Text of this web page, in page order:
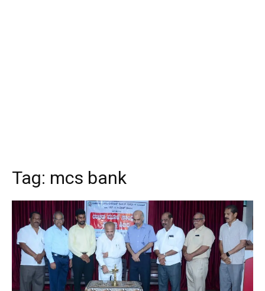
Tag: mcs bank